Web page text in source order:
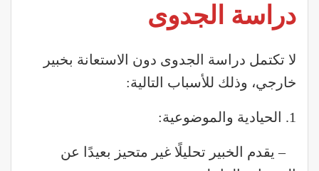
دراسة الجدوى
لا تكتمل دراسة الجدوى دون الاستعانة بخبير
خارجي، وذلك للأسباب التالية:
1. الحيادية والموضوعية:
– يقدم الخبير تحليلًا غير متحيز بعيدًا عن